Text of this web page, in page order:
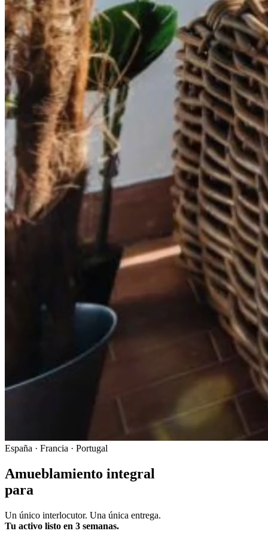
España · Francia · Portugal
Amueblamiento integral
para
Un único interlocutor. Una única entrega.
Tu activo listo en 3 semanas.